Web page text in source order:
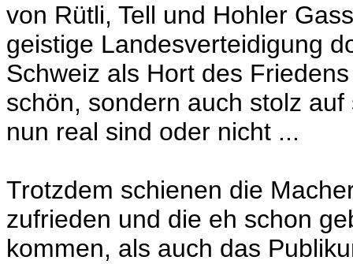
von Rütli, Tell und Hohler
geistige Landesverteidigung
Schweiz als Hort des
schön, sondern auch stolz
nun real sind oder nicht ...
Trotzdem schienen die
zufrieden und die eh schon
kommen, als auch das